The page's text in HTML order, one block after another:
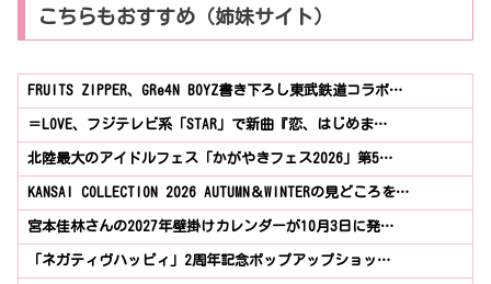
こちらもおすすめ（姉妹サイト）
FRUITS ZIPPER、GRe4N BOYZ書き下ろし東武鉄道コラボ…
＝LOVE、フジテレビ系「STAR」で新曲『恋、はじめま…
北陸最大のアイドルフェス「かがやきフェス2026」第5…
KANSAI COLLECTION 2026 AUTUMN＆WINTERの見どころを…
宮本佳林さんの2027年壁掛けカレンダーが10月3日に発…
「ネガティヴハッピィ」2周年記念ポップアップショッ…